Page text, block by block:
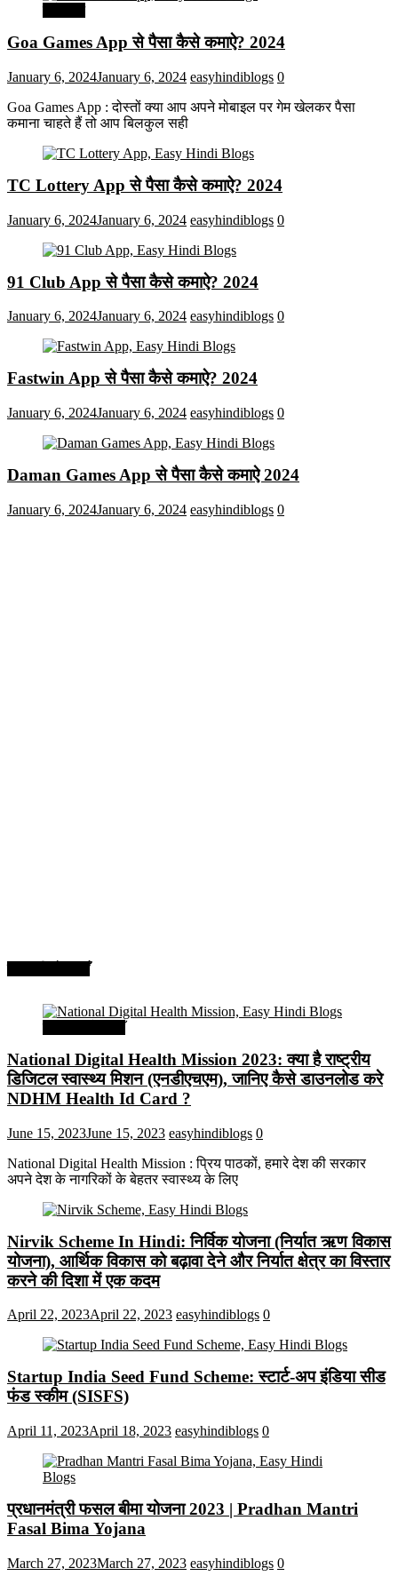
Goa Games App से पैसा कैसे कमाऐ? 2024
January 6, 2024January 6, 2024 easyhindiblogs 0
Goa Games App : दोस्तों क्या आप अपने मोबाइल पर गेम खेलकर पैसा
कमाना चाहते हैं तो आप बिलकुल सही
TC Lottery App से पैसा कैसे कमाऐ? 2024
January 6, 2024January 6, 2024 easyhindiblogs 0
91 Club App से पैसा कैसे कमाऐ? 2024
January 6, 2024January 6, 2024 easyhindiblogs 0
Fastwin App से पैसा कैसे कमाऐ? 2024
January 6, 2024January 6, 2024 easyhindiblogs 0
Daman Games App से पैसा कैसे कमाऐ 2024
January 6, 2024January 6, 2024 easyhindiblogs 0
National Digital Health Mission 2023: क्या है राष्ट्रीय
डिजिटल स्वास्थ्य मिशन (एनडीएचएम), जानिए कैसे डाउनलोड करे
NDHM Health Id Card ?
June 15, 2023June 15, 2023 easyhindiblogs 0
National Digital Health Mission : प्रिय पाठकों, हमारे देश की सरकार
अपने देश के नागरिकों के बेहतर स्वास्थ्य के लिए
Nirvik Scheme In Hindi: निर्विक योजना (निर्यात ऋण विकास
योजना), आर्थिक विकास को बढ़ावा देने और निर्यात क्षेत्र का विस्तार
करने की दिशा में एक कदम
April 22, 2023April 22, 2023 easyhindiblogs 0
Startup India Seed Fund Scheme: स्टार्ट-अप इंडिया सीड
फंड स्कीम (SISFS)
April 11, 2023April 18, 2023 easyhindiblogs 0
प्रधानमंत्री फसल बीमा योजना 2023 | Pradhan Mantri
Fasal Bima Yojana
March 27, 2023March 27, 2023 easyhindiblogs 0